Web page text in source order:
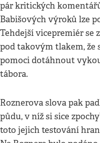
pár kritických
Babišových výroků lze
Tehdejší vicepremiér se
pod takovým tlakem, že
pomoci dotáhnout
tábora.
Roznerova slova pak
půdu, v níž si sice
toto jejich testování